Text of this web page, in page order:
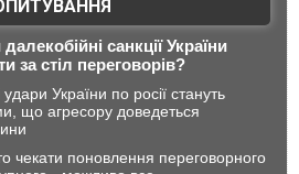
санкції України
за стіл переговорів?
України по росії стануть
що агресору доведеться
чекати поновлення переговорного